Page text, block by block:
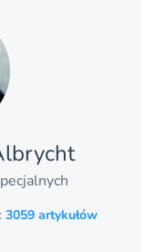
3059 artykułów